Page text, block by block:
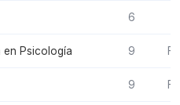
6
en Psicología 9
9